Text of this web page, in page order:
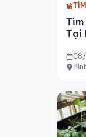
Tìm
Tại